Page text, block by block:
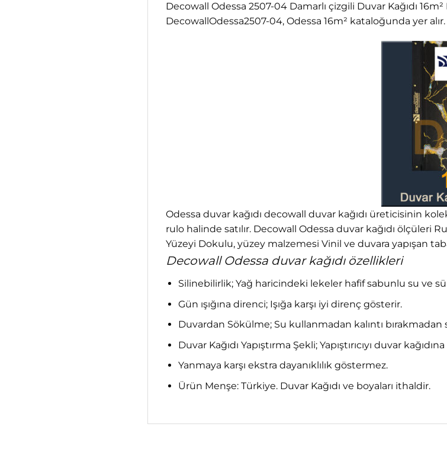
Decowall Odessa 2507-04 Damarlı çizgili Duvar Kağıdı
DecowallOdessa2507-04, Odessa 16m² kataloğunda yer alır.
Odessa duvar kağıdı decowall duvar kağıdı üreticisinin
rulo halinde satılır. Decowall Odessa duvar kağıdı ölçüleri
Yüzeyi Dokulu, yüzey malzemesi Vinil ve duvara yapışan
Decowall Odessa duvar kağıdı özellikleri
Silinebilirlik; Yağ haricindeki lekeler hafif sabunlu su ve
Gün ışığına direnci; Işığa karşı iyi direnç gösterir.
Duvardan Sökülme; Su kullanmadan kalıntı bırakmadan
Duvar Kağıdı Yapıştırma Şekli; Yapıştırıcıyı duvar
Yanmaya karşı ekstra dayanıklılık göstermez.
Ürün Menşe: Türkiye. Duvar Kağıdı ve boyaları ithaldir.